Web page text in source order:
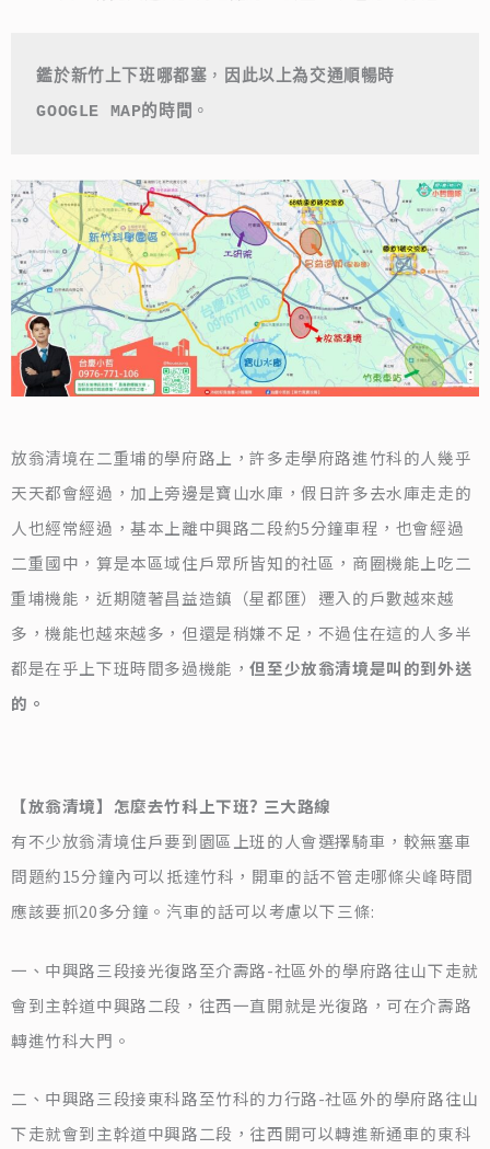
鑑於新竹上下班哪都塞 ，
因此以上為交通順暢時
GOOGLE MAP的時間 。
放翁清境在二重埔的學府路上，許多走學府路進竹科的人幾乎
天天都會經過，加上旁邊是寶山水庫，假日許多去水庫走走的
人也經常經過，基本上離中興路二段約5分鐘車程，也會經過
二重國中，算是本區域住戶眾所皆知的社區，商圈機能上吃二
重埔機能，近期隨著昌益造鎮（星都匯）遷入的戶數越來越
多，機能也越來越多，但還是稍嫌不足，不過住在這的人多半
都是在乎上下班時間多過機能，但至少放翁清境是叫的到外送
的。
【放翁清境】怎麼去竹科上下班? 三大路線
有不少放翁清境住戶要到園區上班的人會選擇騎車，較無塞車
問題約15分鐘內可以抵達竹科，開車的話不管走哪條尖峰時間
應該要抓20多分鐘。汽車的話可以考慮以下三條:
一、中興路三段接光復路至介壽路-社區外的學府路往山下走就
會到主幹道中興路二段，往西一直開就是光復路，可在介壽路
轉進竹科大門。
二、中興路三段接東科路至竹科的力行路-社區外的學府路往山
下走就會到主幹道中興路二段，往西開可以轉進新通車的東科